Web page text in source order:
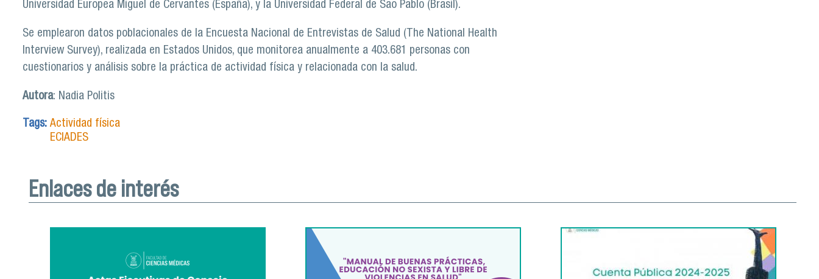
Universidad Europea Miguel de Cervantes (España), y la Universidad Federal de Sao Pablo (Brasil).
Se emplearon datos poblacionales de la Encuesta Nacional de Entrevistas de Salud (The National Health
Interview Survey), realizada en Estados Unidos, que monitorea anualmente a 403.681 personas con
cuestionarios y análisis sobre la práctica de actividad física y relacionada con la salud.
Autora: Nadia Politis
Tags: Actividad física
ECIADES
Enlaces de interés